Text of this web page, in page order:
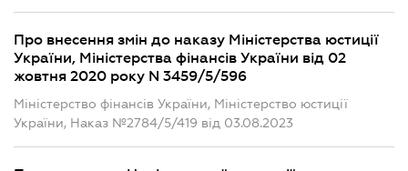
Про внесення змін до наказу Міністерства юстиції
України, Міністерства фінансів України від 02
жовтня 2020 року N 3459/5/596
Міністерство фінансів України, Міністерство юстиції
України, Наказ №2784/5/419 від 03.08.2023